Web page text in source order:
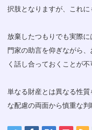
択肢となりますが、これに
放棄したつもりでも実際
門家の助言を仰ぎながら
く話し合っておくことが不
単なる財産とは異なる性
な配慮の両面から慎重な判